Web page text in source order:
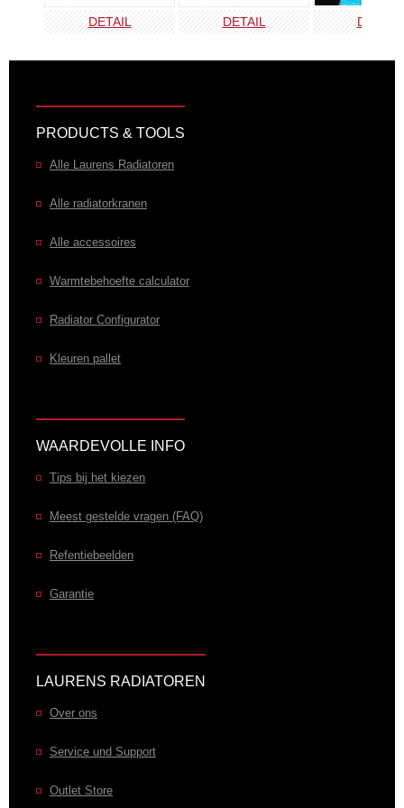
DETAIL DETAIL DETAIL
PRODUCTS & TOOLS
Alle Laurens Radiatoren
Alle radiatorkranen
Alle accessoires
Warmtebehoefte calculator
Radiator Configurator
Kleuren pallet
WAARDEVOLLE INFO
Tips bij het kiezen
Meest gestelde vragen (FAQ)
Refentiebeelden
Garantie
LAURENS RADIATOREN
Over ons
Service und Support
Outlet Store